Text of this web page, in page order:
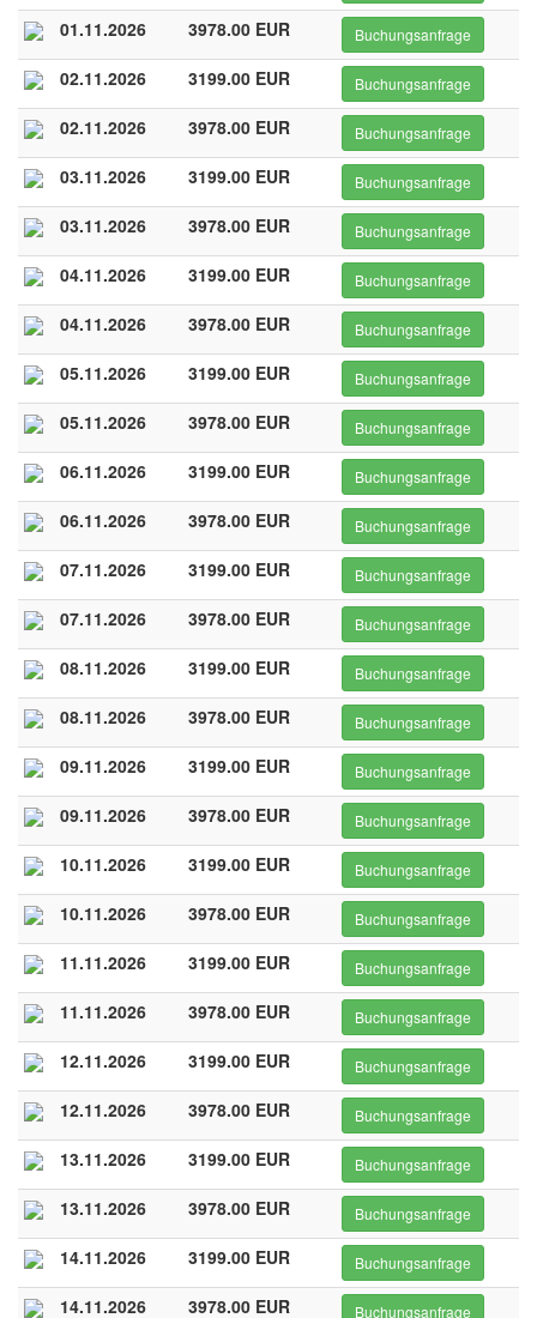
01.11.2026 3978.00 EUR Buchungsanfrage
02.11.2026 3199.00 EUR Buchungsanfrage
02.11.2026 3978.00 EUR Buchungsanfrage
03.11.2026 3199.00 EUR Buchungsanfrage
03.11.2026 3978.00 EUR Buchungsanfrage
04.11.2026 3199.00 EUR Buchungsanfrage
04.11.2026 3978.00 EUR Buchungsanfrage
05.11.2026 3199.00 EUR Buchungsanfrage
05.11.2026 3978.00 EUR Buchungsanfrage
06.11.2026 3199.00 EUR Buchungsanfrage
06.11.2026 3978.00 EUR Buchungsanfrage
07.11.2026 3199.00 EUR Buchungsanfrage
07.11.2026 3978.00 EUR Buchungsanfrage
08.11.2026 3199.00 EUR Buchungsanfrage
08.11.2026 3978.00 EUR Buchungsanfrage
09.11.2026 3199.00 EUR Buchungsanfrage
09.11.2026 3978.00 EUR Buchungsanfrage
10.11.2026 3199.00 EUR Buchungsanfrage
10.11.2026 3978.00 EUR Buchungsanfrage
11.11.2026 3199.00 EUR Buchungsanfrage
11.11.2026 3978.00 EUR Buchungsanfrage
12.11.2026 3199.00 EUR Buchungsanfrage
12.11.2026 3978.00 EUR Buchungsanfrage
13.11.2026 3199.00 EUR Buchungsanfrage
13.11.2026 3978.00 EUR Buchungsanfrage
14.11.2026 3199.00 EUR Buchungsanfrage
14.11.2026 3978.00 EUR Buchungsanfrage